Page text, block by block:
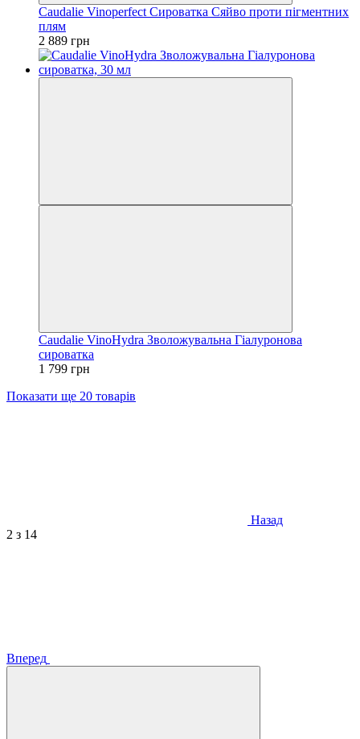
Caudalie Vinoperfect Сироватка Сяйво проти пігментних
плям
2 889 грн
Caudalie VinoHydra Зволожувальна Гіалуронова
сироватка
1 799 грн
Показати ще 20 товарів
Назад
2 з 14
Вперед